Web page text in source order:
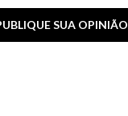
SUA OPINIÃO